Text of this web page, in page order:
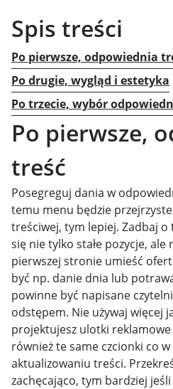
Spis treści
Po pierwsze, odpowiednia
Po drugie, wygląd i estetyka
Po trzecie, wybór
Po pierwsze,
treść
Posegreguj dania w
temu menu będzie
treściwej, tym lepiej. Zadbaj o
się nie tylko stałe pozycje,
pierwszej stronie umieść
być np. danie dnia lub
powinne być napisane
odstępem. Nie używaj więcej
projektujesz ulotki
również te same czcionki co
aktualizowaniu treści.
zachęcająco, tym bardziej jeśli